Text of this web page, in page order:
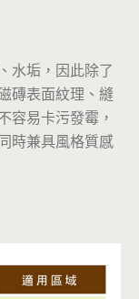
水垢，因此除了
磚表面紋理、縫
容易卡污發霉，
時兼具風格質感